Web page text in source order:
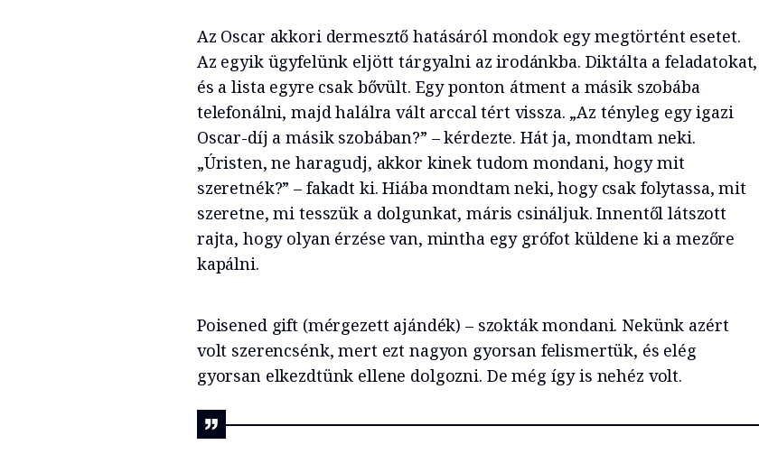
Az Oscar akkori dermesztő hatásáról mondok egy megtörtént esetet.
Az egyik ügyfelünk eljött tárgyalni az irodánkba. Diktálta a feladatokat,
és a lista egyre csak bővült. Egy ponton átment a másik szobába
telefonálni, majd halálra vált arccal tért vissza. „Az tényleg egy igazi
Oscar-díj a másik szobában?” – kérdezte. Hát ja, mondtam neki.
„Úristen, ne haragudj, akkor kinek tudom mondani, hogy mit
szeretnék?” – fakadt ki. Hiába mondtam neki, hogy csak folytassa, mit
szeretne, mi tesszük a dolgunkat, máris csináljuk. Innentől látszott
rajta, hogy olyan érzése van, mintha egy grófot küldene ki a mezőre
kapálni.
Poisened gift (mérgezett ajándék) – szokták mondani. Nekünk azért
volt szerencsénk, mert ezt nagyon gyorsan felismertük, és elég
gyorsan elkezdtünk ellene dolgozni. De még így is nehéz volt.